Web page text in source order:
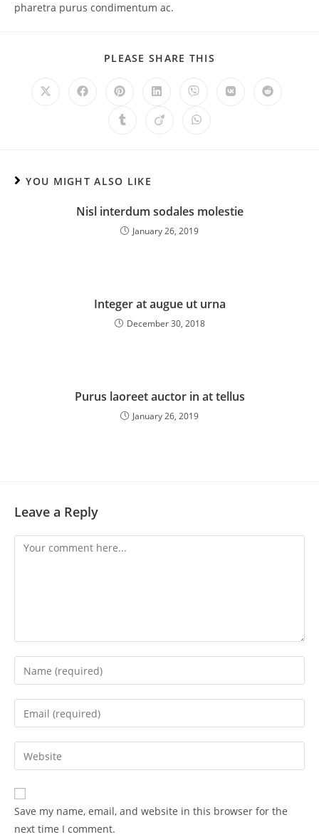
pharetra purus condimentum ac.
PLEASE SHARE THIS
YOU MIGHT ALSO LIKE
Nisl interdum sodales molestie
January 26, 2019
Integer at augue ut urna
December 30, 2018
Purus laoreet auctor in at tellus
January 26, 2019
Leave a Reply
Save my name, email, and website in this browser for the
next time I comment.